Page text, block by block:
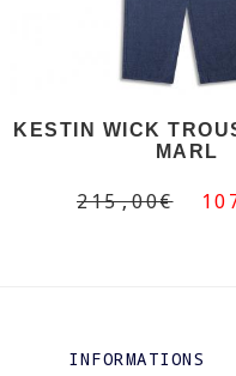
KESTIN WICK
MARL
215,00€
INFORMATIONS